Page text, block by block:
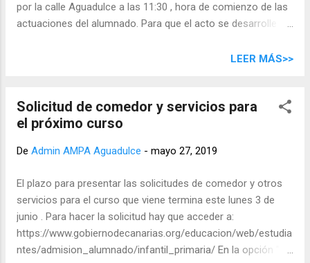
por la calle Aguadulce a las 11:30 , hora de comienzo de las
actuaciones del alumnado. Para que el acto se desarrolle
profesorado, padres, madres, personal no docente, deben
profesorado y Equipo Directivo. El alumnado recibirá en la
jornada productos canarios: AMBROSÍAS y HELADOS .
canarias y canarios Ningún alumno/a podrá salir del centro
LEER MÁS>>
Solicitud de comedor y servicios para
el próximo curso
De Admin AMPA Aguadulce - mayo 27, 2019
El plazo para presentar las solicitudes de comedor y otros
servicios para el curso que viene termina este lunes 3 de
junio . Para hacer la solicitud hay que acceder a:
https://www.gobiernodecanarias.org/educacion/web/estudia
ntes/admision_alumnado/infantil_primaria/ En la opción "